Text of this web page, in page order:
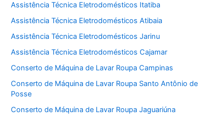
Assistência Técnica Eletrodomésticos Itatiba
Assistência Técnica Eletrodomésticos Atibaia
Assistência Técnica Eletrodomésticos Jarinu
Assistência Técnica Eletrodomésticos Cajamar
Conserto de Máquina de Lavar Roupa Campinas
Conserto de Máquina de Lavar Roupa Santo Antônio de
Posse
Conserto de Máquina de Lavar Roupa Jaguariúna